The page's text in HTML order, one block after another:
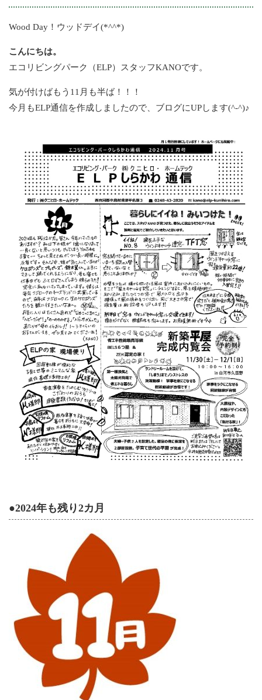
Wood Day！ウッドデイ(*^^*)
こんにちは。
エコリビングパーク（ELP）スタッフKANOです。
気が付けばもう11月も半ば！！！
今月もELP通信を作成しましたので、ブログにUPします(^-^)♪
●2024年も残り2カ月